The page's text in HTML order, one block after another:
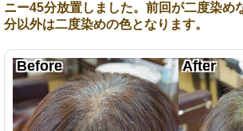
ニー45分放置しました。前回が二度染め
分以外は二度染めの色となります。